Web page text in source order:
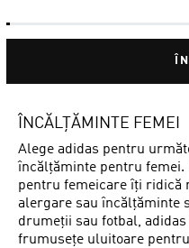
ÎNCĂLȚĂMINTE FEMEI
Alege adidas pentru
încălțăminte pentru femei.
pentru femeicare îți ridică
alergare sau încălțăminte
drumeții sau fotbal,
frumusețe uluitoare